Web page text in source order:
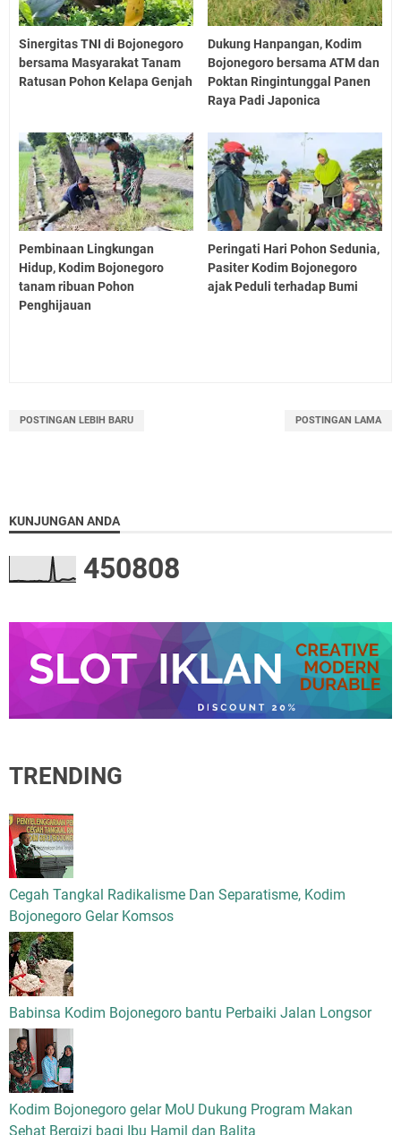
Sinergitas TNI di Bojonegoro
bersama Masyarakat Tanam
Ratusan Pohon Kelapa Genjah
Dukung Hanpangan, Kodim
Bojonegoro bersama ATM dan
Poktan Ringintunggal Panen
Raya Padi Japonica
Pembinaan Lingkungan
Hidup, Kodim Bojonegoro
tanam ribuan Pohon
Penghijauan
Peringati Hari Pohon Sedunia,
Pasiter Kodim Bojonegoro
ajak Peduli terhadap Bumi
POSTINGAN LEBIH BARU POSTINGAN LAMA
KUNJUNGAN ANDA
450808
TRENDING
Cegah Tangkal Radikalisme Dan Separatisme, Kodim
Bojonegoro Gelar Komsos
Babinsa Kodim Bojonegoro bantu Perbaiki Jalan Longsor
Kodim Bojonegoro gelar MoU Dukung Program Makan
Sehat Bergizi bagi Ibu Hamil dan Balita